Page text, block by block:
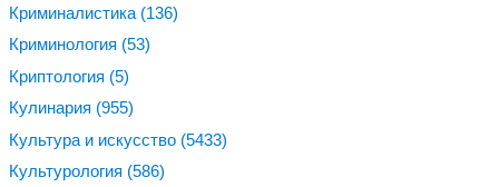
Криминалистика (136)
Криминология (53)
Криптология (5)
Кулинария (955)
Культура и искусство (5433)
Культурология (586)